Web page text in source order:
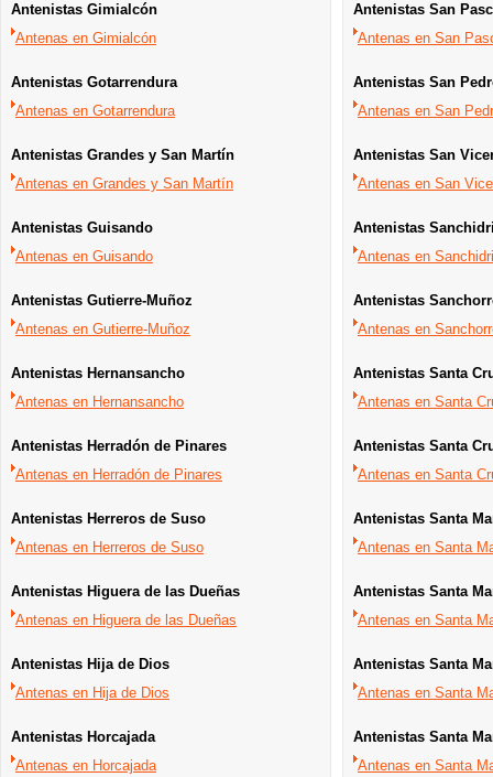
Antenistas Gimialcón
Antenas en Gimialcón
Antenistas Gotarrendura
Antenas en Gotarrendura
Antenistas Grandes y San Martín
Antenas en Grandes y San Martín
Antenistas Guisando
Antenas en Guisando
Antenistas Gutierre-Muñoz
Antenas en Gutierre-Muñoz
Antenistas Hernansancho
Antenas en Hernansancho
Antenistas Herradón de Pinares
Antenas en Herradón de Pinares
Antenistas Herreros de Suso
Antenas en Herreros de Suso
Antenistas Higuera de las Dueñas
Antenas en Higuera de las Dueñas
Antenistas Hija de Dios
Antenas en Hija de Dios
Antenistas Horcajada
Antenas en Horcajada
Antenistas San
Antenas en San
Antenistas San
Antenas en San
Antenistas San
Antenas en San
Antenistas
Antenas en
Antenistas
Antenas en
Antenistas Santa
Antenas en Santa
Antenistas Santa
Antenas en Santa
Antenistas Santa
Antenas en Santa
Antenistas Santa
Antenas en Santa
Antenistas Santa
Antenas en Santa
Antenistas Santa
Antenas en Santa